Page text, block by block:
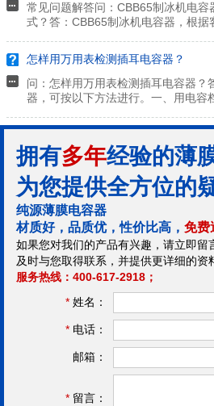
常见问题解答问：CBB65制冰机电
式？答：CBB65制冰机电容器，根据
怎样用万用表检测插耳电容器？
问：怎样用万用表检测插耳电容器？
器，可按以下方法进行。一、用电容
拥有多年经验的薄
为您提供全方位的
纯源薄膜电容器
材质好，品质优，性价比高， 免费
如果您对我们的产品有兴趣，请立即留
及时与您取得联系，并提供更详细的资
服务热线：400-617-2918；
* 姓名：
* 电话：
邮箱：
* 留言：